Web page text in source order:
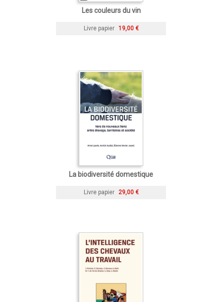
Les couleurs du vin
Livre papier 19,00 €
La biodiversité domestique
Livre papier 29,00 €